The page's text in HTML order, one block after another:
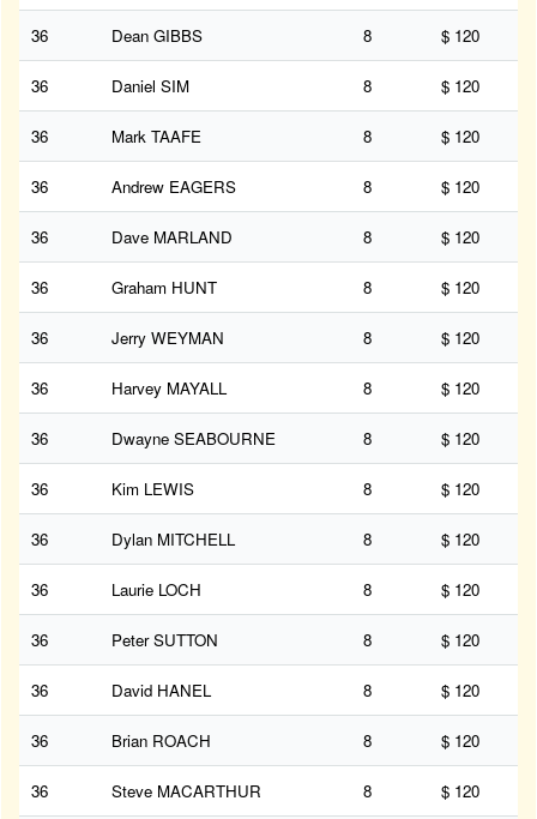
36 Dean GIBBS 8 $ 120
36 Daniel SIM 8 $ 120
36 Mark TAAFE 8 $ 120
36 Andrew EAGERS 8 $ 120
36 Dave MARLAND 8 $ 120
36 Graham HUNT 8 $ 120
36 Jerry WEYMAN 8 $ 120
36 Harvey MAYALL 8 $ 120
36 Dwayne SEABOURNE 8 $ 120
36 Kim LEWIS 8 $ 120
36 Dylan MITCHELL 8 $ 120
36 Laurie LOCH 8 $ 120
36 Peter SUTTON 8 $ 120
36 David HANEL 8 $ 120
36 Brian ROACH 8 $ 120
36 Steve MACARTHUR 8 $ 120